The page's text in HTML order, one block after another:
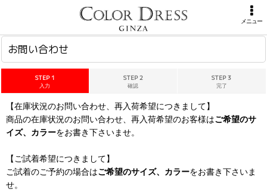
メニュー
お問い合わせ
STEP 1
入力
STEP 2
確認
STEP 3
完了
【在庫状況のお問い合わせ、再入荷希望につきまして】
商品の在庫状況のお問い合わせ、再入荷希望のお客様はご希望のサ
イズ、カラーをお書き下さいませ。
【ご試着希望につきまして】
ご試着のご予約の場合はご希望のサイズ、カラーをお書き下さいま
せ。